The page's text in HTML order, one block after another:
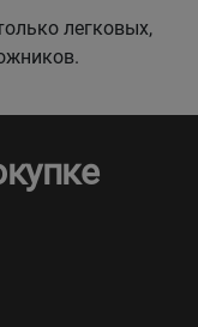
легковых,